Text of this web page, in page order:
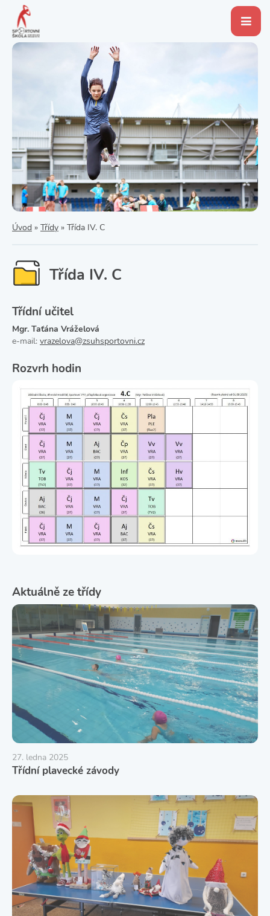
Úvod » Třídy » Třída IV. C
Třída IV. C
Třídní učitel
Mgr. Taťána Vráželová
e-mail: vrazelova@zsuhsportovni.cz
Rozvrh hodin
Aktuálně ze třídy
27. ledna 2025
Třídní plavecké závody